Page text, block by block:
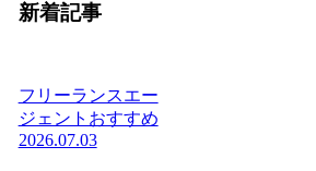
新着記事
フリーランスエー
ジェントおすすめ
2026.07.03